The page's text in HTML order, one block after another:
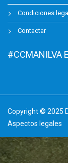
Condiciones
Contactar
#CCMANILVA
Copyright © 2025
Aspectos legales